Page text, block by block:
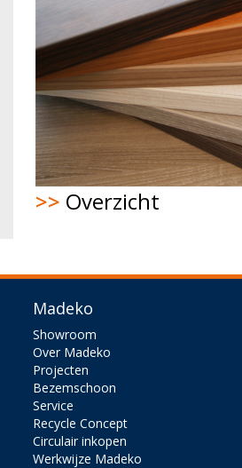
>> Overzicht
Madeko
Showroom
Over Madeko
Projecten
Bezemschoon
Service
Recycle Concept
Circulair inkopen
Werkwijze Madeko